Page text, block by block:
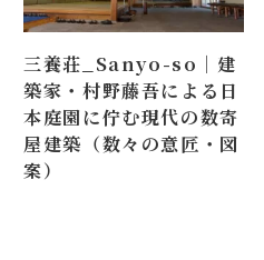
三養荘_Sanyo-so｜建
築家・村野藤吾による日
本庭園に佇む現代の数寄
屋建築（数々の意匠・図
案）